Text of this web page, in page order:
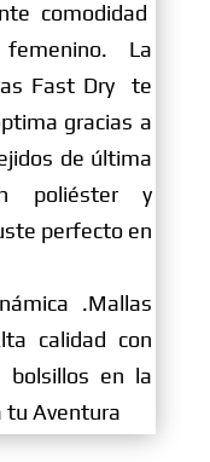
comodidad
La
Fast Dry te
gracias a
de última
poliéster y
perfecto en
.Mallas
calidad con
bolsillos en la
tu Aventura